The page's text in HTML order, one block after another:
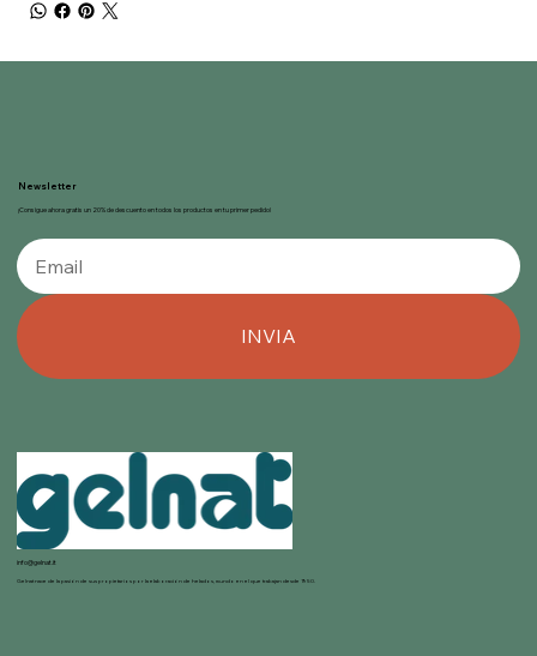
Newsletter
¡Consigue ahora gratis un 20% de descuento en todos los productos en tu primer pedido!
INVIA
info@gelnat.it
Gelnat nace de la pasión de sus propietarios por la elaboración de helados, mundo en el que trabajan desde 1950.